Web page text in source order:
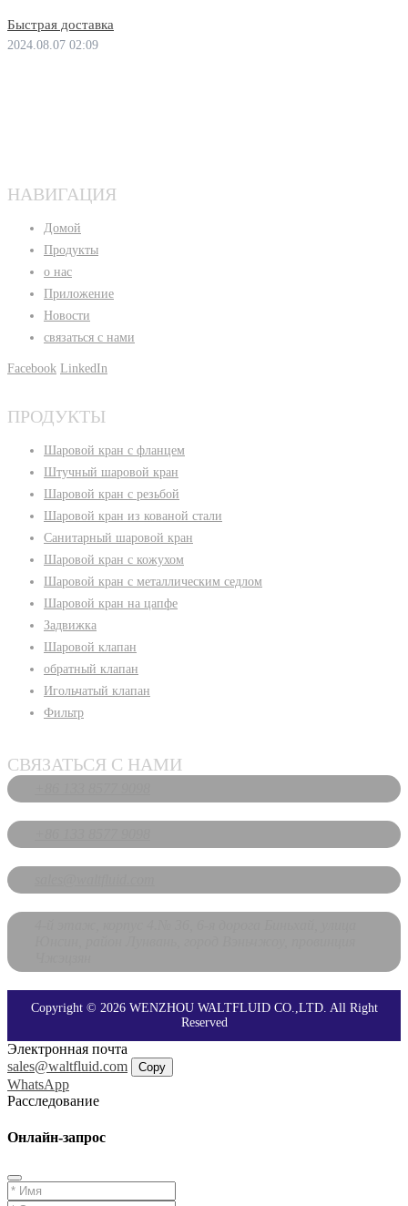
Быстрая доставка
2024.08.07 02:09
НАВИГАЦИЯ
Домой
Продукты
о нас
Приложение
Новости
связаться с нами
Facebook LinkedIn
ПРОДУКТЫ
Шаровой кран с фланцем
Штучный шаровой кран
Шаровой кран с резьбой
Шаровой кран из кованой стали
Санитарный шаровой кран
Шаровой кран с кожухом
Шаровой кран с металлическим седлом
Шаровой кран на цапфе
Задвижка
Шаровой клапан
обратный клапан
Игольчатый клапан
Фильтр
СВЯЗАТЬСЯ С НАМИ
Copyright © 2026 WENZHOU WALTFLUID CO.,LTD. All Right
Reserved
Электронная почта
sales@waltfluid.com
Copy
WhatsApp
Расследование
Онлайн-запрос